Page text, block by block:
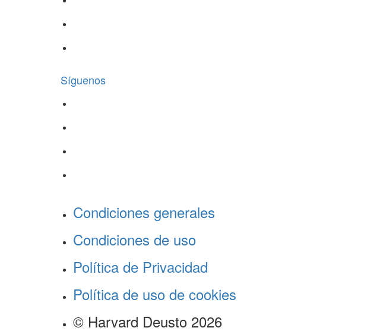
Síguenos
Condiciones generales
Condiciones de uso
Política de Privacidad
Política de uso de cookies
© Harvard Deusto 2026